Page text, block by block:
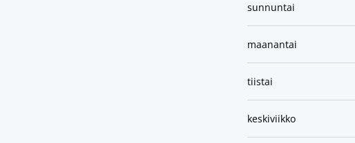
sunnuntai
maanantai
tiistai
keskiviikko